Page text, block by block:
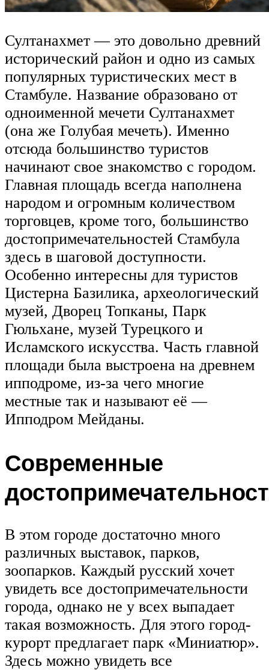
Султанахмет — это довольно древний
исторический район и одно из самых
популярных туристических мест в
Стамбуле. Название образовано от
одноименной мечети Султанахмет
(она же Голубая мечеть). Именно
отсюда большинство туристов
начинают свое знакомство с городом.
Главная площадь всегда наполнена
народом и огромным количеством
торговцев, кроме того, большинство
достопримечательностей Стамбула
здесь в шаговой доступности.
Особенно интересны для туристов
Цистерна Базилика, археологический
музей, Дворец Топканы, Парк
Гюльхане, музей Турецкого и
Исламского искусства. Часть главной
площади была выстроена на древнем
ипподроме, из-за чего многие
местные так и называют её —
Ипподром Мейданы.
Современные
В этом городе достаточно много
различных выставок, парков,
зоопарков. Каждый русский хочет
увидеть все достопримечательности
города, однако не у всех выпадает
такая возможность. Для этого город-
курорт предлагает парк «Миниатюр».
Здесь можно увидеть все